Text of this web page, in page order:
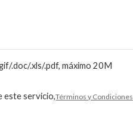
.doc/.xls/.pdf, máximo 20M
este servicio,Términos y Condiciones